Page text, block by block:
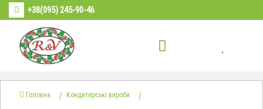
+38(095) 245-90-46
Головна Кондитерські вироби